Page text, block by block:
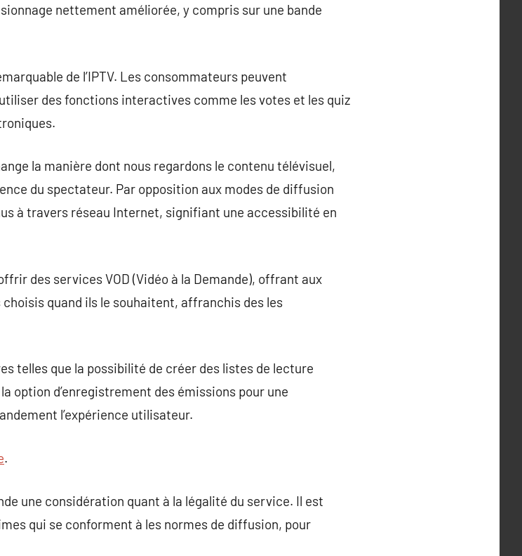
nettement améliorée, y compris sur une bande
de l’IPTV. Les consommateurs peuvent
des fonctions interactives comme les votes et les quiz
la manière dont nous regardons le contenu télévisuel,
du spectateur. Par opposition aux modes de diffusion
à travers réseau Internet, signifiant une accessibilité en
des services VOD (Vidéo à la Demande), offrant aux
quand ils le souhaitent, affranchis des les
telles que la possibilité de créer des listes de lecture
option d’enregistrement des émissions pour une
l’expérience utilisateur.
.
une considération quant à la légalité du service. Il est
qui se conforment à les normes de diffusion, pour